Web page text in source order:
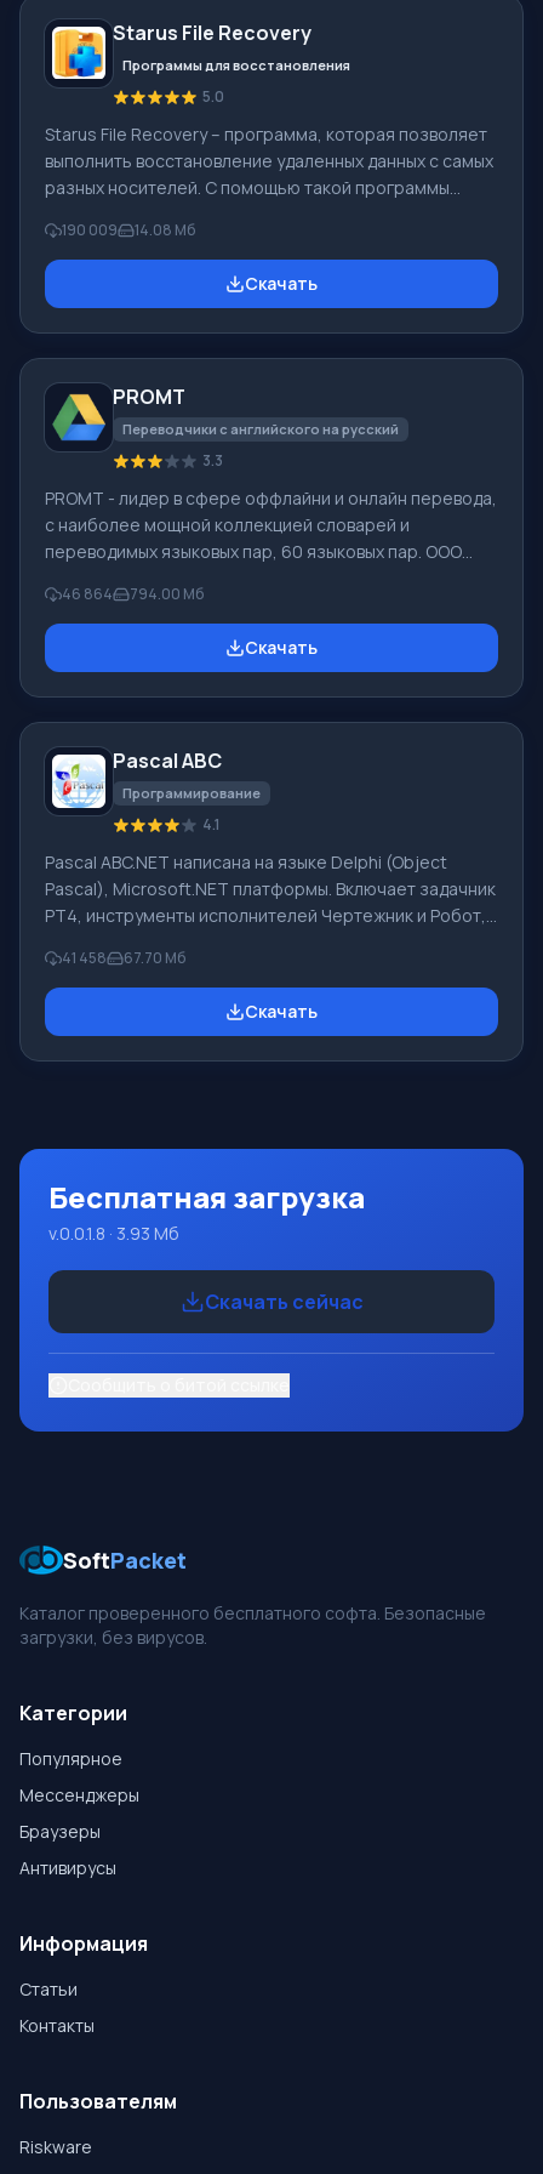
Maker - добавить можно фоновую аудиодорожку,
использовать между
Starus File Recovery
Программы для восстановления
5.0
Starus File Recovery – программа, которая позволяет
выполнить восстановление удаленных данных с самых
разных носителей. С помощью такой программы
разными способами. Например, они были удалены
мимо Корзины, скрыты под воздействием
вредоносного программного обеспечения, утеряны
различными устройствами, например, с жесткими
дисками, SS
190 009 14.08 Мб
Скачать
PROMT
Переводчики с английского на русский
3.3
PROMT - лидер в сфере оффлайни и онлайн перевода,
с наиболее мощной коллекцией словарей и
переводимых языковых пар, 60 языковых пар. ООО
разработчик систем перевода для частных
пользователей и корпораций. Программой PROMT
обеспечивается перевод любого текста, пользуясь
русского интерфейса или электронные письма
иностранной компани
46 864 794.00 Мб
Скачать
Pascal ABC
Программирование
4.1
Pascal ABC.NET написана на языке Delphi (Object
Pascal), Microsoft.NET платформы. Включает задачник
PT4, инструменты исполнителей Чертежник и Робот,
изучении программирования. Основное назначение
систем программирования Pascal ABC.NET изучение и
обучение языкам современного программирования.
41 458 67.70 Мб
Скачать
Бесплатная загрузка
v.0.0.1.8 · 3.93 Мб
Скачать сейчас
SoftPacket
Каталог проверенного бесплатного софта. Безопасные
загрузки, без вирусов.
Категории
Популярное
Мессенджеры
Браузеры
Антивирусы
Информация
Статьи
Контакты
Пользователям
Riskware